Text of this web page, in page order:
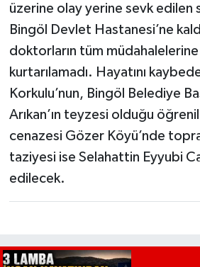
üzerine olay yerine sevk edilen
Bingöl Devlet Hastanesi’ne
doktorların tüm
kurtarılamadı. Hayatını
Korkulu’nun, Bingöl Belediye
Arıkan’ın teyzesi olduğu
cenazesi Gözer Köyü’nde
taziyesi ise Selahattin Eyyubi
edilecek.
YEDİSU